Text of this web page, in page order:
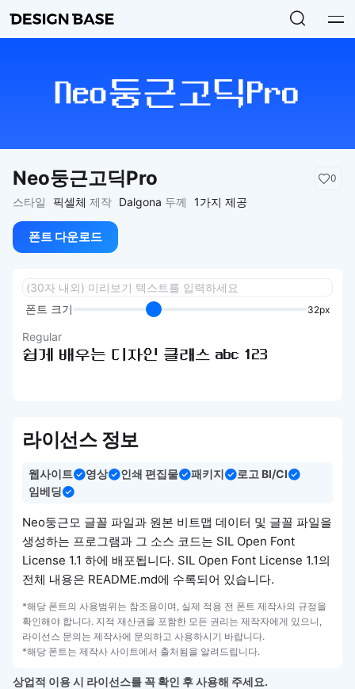
Neo둥근고딕Pro 0
스타일 픽셀체 제작 Dalgona 두께 1가지 제공
폰트 다운로드
폰트 크기 32px
Regular
쉽게 배우는 디자인 클래스 abc 123
라이선스 정보
웹사이트 영상 인쇄 편집물 패키지
로고 BI/CI
임베딩
Neo둥근모 글꼴 파일과 원본 비트맵 데이터 및 글꼴 파일을
생성하는 프로그램과 그 소스 코드는 SIL Open Font
License 1.1 하에 배포됩니다. SIL Open Font License 1.1의
전체 내용은 README.md에 수록되어 있습니다.
*해당 폰트의 사용범위는 참조용이며, 실제 적용 전 폰트 제작사의 규정을
확인해야 합니다. 지적 재산권을 포함한 모든 권리는 제작자에게 있으니,
라이선스 문의는 제작사에 문의하고 사용하시기 바랍니다.
*해당 폰트는 제작사 사이트에서 출처됨을 알려드립니다.
상업적 이용 시 라이선스를 꼭 확인 후 사용해 주세요.